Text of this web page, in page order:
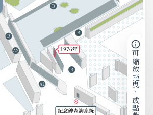
可縮放拖曳，或點擊